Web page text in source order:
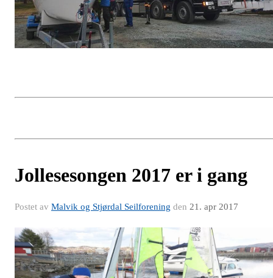
Jollesesongen 2017 er i gang
Postet av Malvik og Stjørdal Seilforening den 21. apr 2017